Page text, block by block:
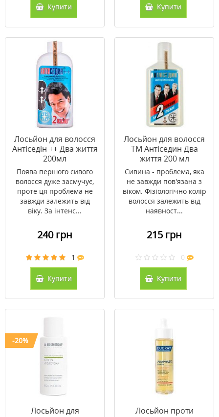
Купити Купити
Лосьйон для волосся
Антіседін ++ Два життя
200мл
Поява першого сивого
волосся дуже засмучує,
проте ця проблема не
завжди залежить від
віку. За інтенс...
240 грн
1
Купити
Лосьйон для волосся
ТМ Антіседин Два
життя 200 мл
Сивина - проблема, яка
не завжди пов'язана з
віком. Фізіологічно колір
волосся залежить від
наявност...
215 грн
0
Купити
-20%
Лосьйон для
Лосьйон проти